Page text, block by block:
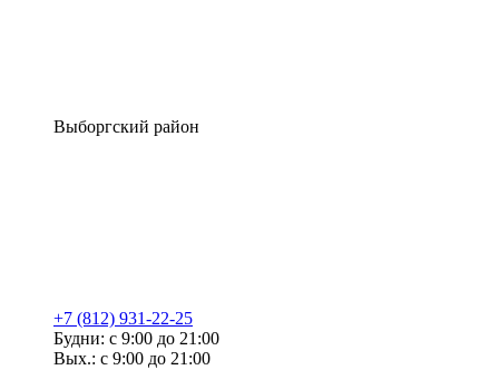
Выборгский район
+7 (812) 931-22-25
Будни: с 9:00 до 21:00
Вых.: с 9:00 до 21:00